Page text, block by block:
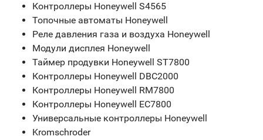
Контроллеры Honeywell S4565
Топочные автоматы Honeywell
Реле давления газа и воздуха Honeywell
Модули дисплея Honeywell
Таймер продувки Honeywell ST7800
Контроллеры Honeywell DBC2000
Контроллеры Honeywell RM7800
Контроллеры Honeywell EC7800
Универсальные контроллеры Honeywell
Kromschroder